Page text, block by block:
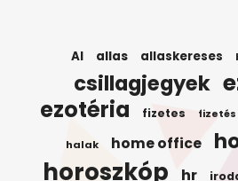
AI allas allaskereses
csillagjegyek
ezotéria fizetes fizetés
halak home office
horoszkóp hr